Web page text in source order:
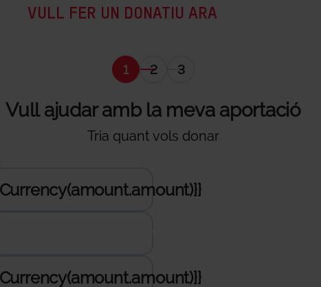
VULL FER UN DONATIU ARA